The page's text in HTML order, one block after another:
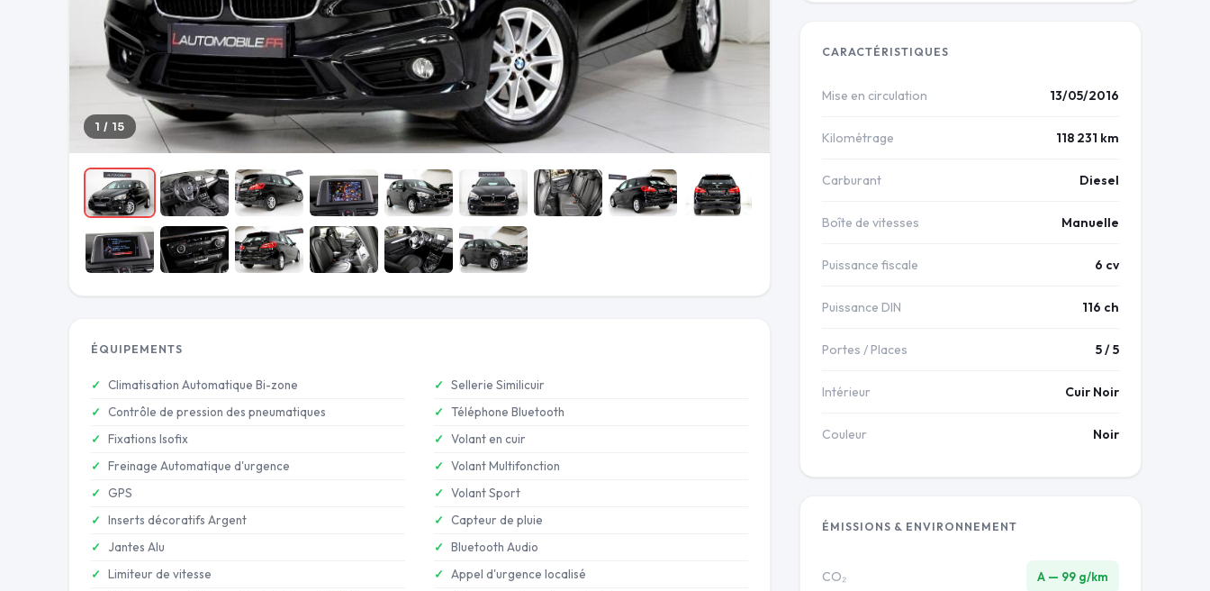
1 / 15
ÉQUIPEMENTS
Climatisation Automatique Bi-zone
Contrôle de pression des pneumatiques
Fixations Isofix
Freinage Automatique d'urgence
GPS
Inserts décoratifs Argent
Jantes Alu
Limiteur de vitesse
Sellerie Similicuir
Téléphone Bluetooth
Volant en cuir
Volant Multifonction
Volant Sport
Capteur de pluie
Bluetooth Audio
Appel d'urgence localisé
CARACTÉRISTIQUES
Mise en circulation 13/05/2016
Kilométrage 118 231 km
Carburant Diesel
Boîte de vitesses Manuelle
Puissance fiscale 6 cv
Puissance DIN 116 ch
Portes / Places 5 / 5
Intérieur Cuir Noir
Couleur Noir
ÉMISSIONS & ENVIRONNEMENT
CO₂ A — 99 g/km